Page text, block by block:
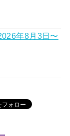
年8月3日〜